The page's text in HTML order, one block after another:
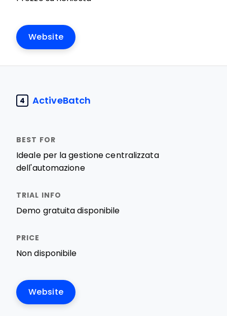
Website
4 ActiveBatch
Ideale per la gestione centralizzata
dell'automazione
Demo gratuita disponibile
Non disponibile
Website